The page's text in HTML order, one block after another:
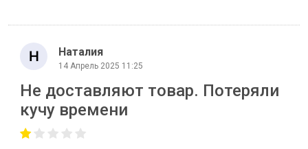
Наталия
14 Апрель 2025 11:25
Не доставляют товар. Потеряли
кучу времени